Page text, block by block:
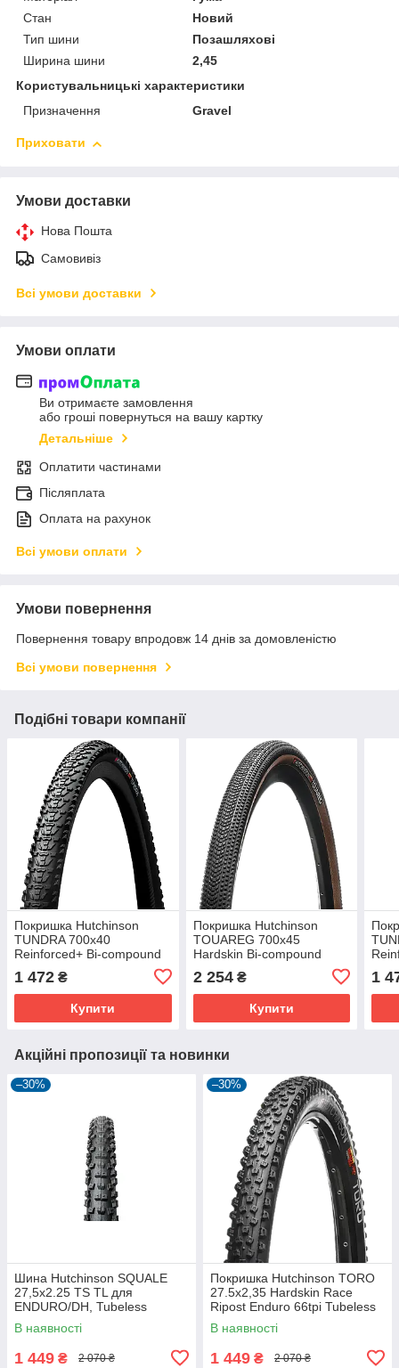
Стан
Новий
Тип шини
Позашляхові
Ширина шини
2,45
Користувальницькі характеристики
Призначення
Gravel
Приховати
Умови доставки
Нова Пошта
Самовивіз
Всі умови доставки
Умови оплати
Ви отримаєте замовлення
або гроші повернуться на вашу картку
Детальніше
Оплатити частинами
Післяплата
Оплата на рахунок
Всі умови оплати
Умови повернення
Повернення товару впродовж 14 днів за домовленістю
Всі умови повернення
Подібні товари компанії
Покришка Hutchinson
TUNDRA 700х40
Reinforced+ Bi-compound
Складана Black
1 472 ₴
Купити
Покришка Hutchinson
TOUAREG 700х45
Hardskin Bi-compound
Складна Black/Tan
2 254₴
Купити
1
Акційні пропозиції та новинки
–30%
Шина Hutchinson SQUALE
27,5x2.25 TS TL для
ENDURO/DH, Tubeless
Ready, 2.25 дюйма
В наявності
1 449 ₴ 2 070 ₴
–30%
Покришка Hutchinson TORO
27.5х2,35 Hardskin Race
Ripost Enduro 66tpi Tubeless
Ready Складна Black
В наявності
1 449 ₴ 2 070 ₴